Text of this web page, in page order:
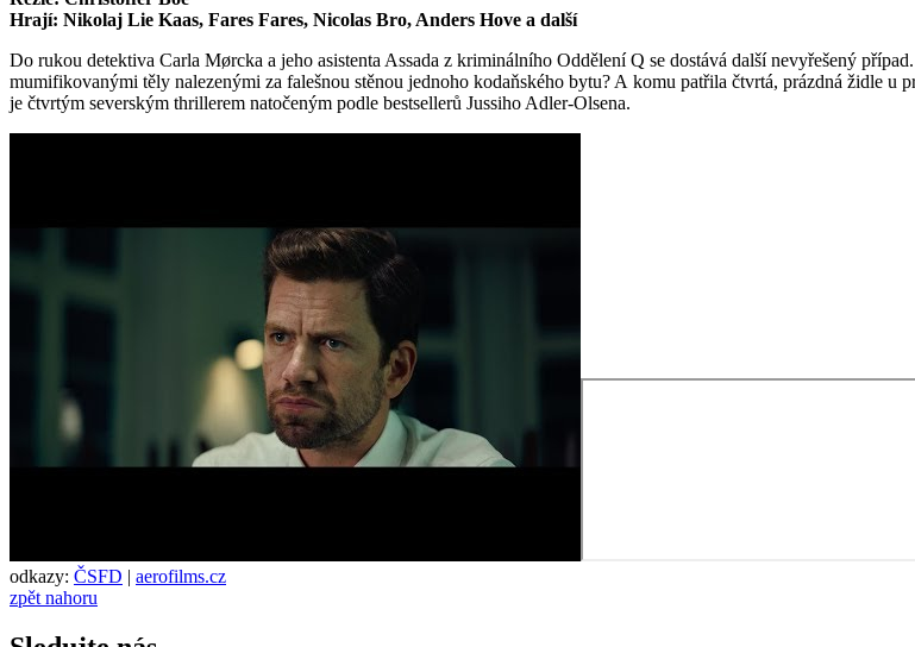
Hrají: Nikolaj Lie Kaas, Fares Fares, Nicolas Bro, Anders Hove a další
Do rukou detektiva Carla Mørcka a jeho asistenta Assada z kriminálního Oddělení Q se dostává další nevyřešený
mumifikovanými těly nalezenými za falešnou stěnou jednoho kodaňského bytu? A komu patřila čtvrtá, prázdná židle
je čtvrtým severským thrillerem natočeným podle bestsellerů Jussiho Adler-Olsena.
odkazy: ČSFD | aerofilms.cz
zpět nahoru